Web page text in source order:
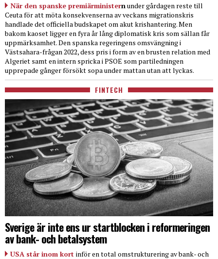
När den spanske premiärministern under gårdagen reste till
Ceuta för att möta konsekvenserna av veckans migrationskris
handlade det officiella budskapet om akut krishantering. Men
bakom kaoset ligger en fyra år lång diplomatisk kris som sällan får
uppmärksamhet. Den spanska regeringens omsvängning i
Västsahara-frågan 2022, dess pris i form av en brusten relation med
Algeriet samt en intern spricka i PSOE som partiledningen
upprepade gånger försökt sopa under mattan utan att lyckas.
FINTECH
Sverige är inte ens ur startblocken i reformeringen
av bank- och betalsystem
USA står inom kort inför en total omstrukturering av bank- och